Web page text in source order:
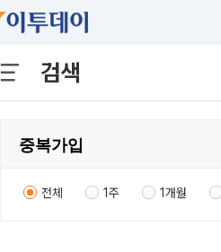
검색
전체 1주 1개월